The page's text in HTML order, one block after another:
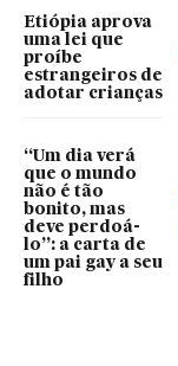
Etiópia aprova
uma lei que
proíbe
estrangeiros de
adotar crianças
“Um dia verá
que o mundo
não é tão
bonito, mas
deve perdoá-
lo”: a carta de
um pai gay a seu
filho